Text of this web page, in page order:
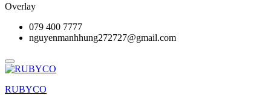
Overlay
079 400 7777
nguyenmanhhung272727@gmail.com
RUBYCO